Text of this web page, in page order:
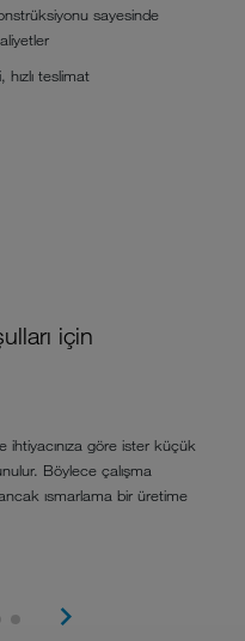
sayesinde
teslimat
için
ihtiyacınıza göre ister küçük
Böylece çalışma
ısmarlama bir üretime